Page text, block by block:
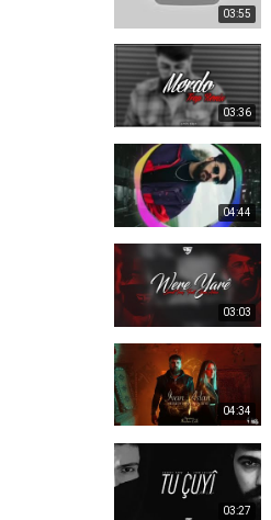
03:55
03:36
04:44
03:03
04:34
03:27